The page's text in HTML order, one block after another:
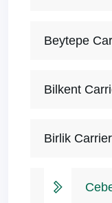
Beytepe
Bilkent
Birlik